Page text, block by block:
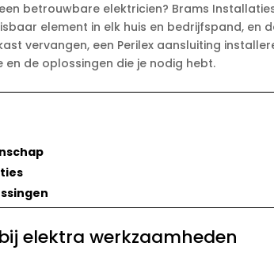
betrouwbare elektricien? Brams
element in elk huis en bedrijfspand,
vervangen, een Perilex aansluiting
de oplossingen die je nodig hebt.
elektra werkzaamheden